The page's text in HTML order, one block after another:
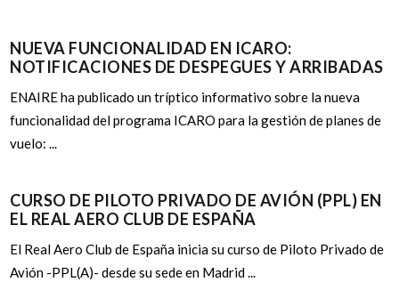
NUEVA FUNCIONALIDAD EN ICARO:
NOTIFICACIONES DE DESPEGUES Y ARRIBADAS
ENAIRE ha publicado un tríptico informativo sobre la nueva
funcionalidad del programa ICARO para la gestión de planes de
vuelo: ...
CURSO DE PILOTO PRIVADO DE AVIÓN (PPL) EN
EL REAL AERO CLUB DE ESPAÑA
El Real Aero Club de España inicia su curso de Piloto Privado de
Avión -PPL(A)- desde su sede en Madrid ...